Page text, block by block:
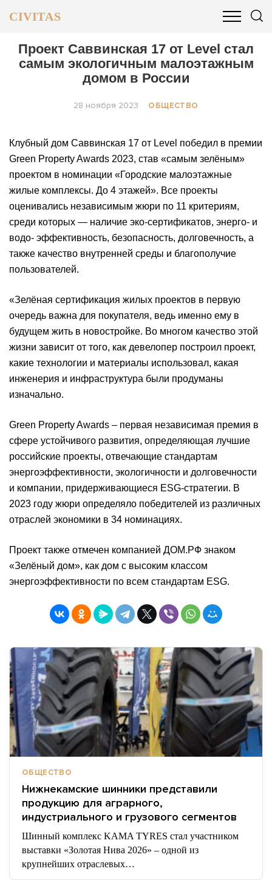
CIVITAS
ОБЩЕСТВО БИЗНЕС И ФИНАНСЫ
Проект Саввинская 17 от Level стал
самым экологичным малоэтажным
домом в России
28 ноября 2023 ОБЩЕСТВО
Клубный дом Саввинская 17 от Level победил в премии
Green Property Awards 2023, став «самым зелёным»
проектом в номинации «Городские малоэтажные
жилые комплексы. До 4 этажей». Все проекты
оценивались независимым жюри по 11 критериям,
среди которых — наличие эко-сертификатов, энерго- и
водо- эффективность, безопасность, долговечность, а
также качество внутренней среды и благополучие
пользователей.
«Зелёная сертификация жилых проектов в первую
очередь важна для покупателя, ведь именно ему в
будущем жить в новостройке. Во многом качество этой
жизни зависит от того, как девелопер построил проект,
какие технологии и материалы использовал, какая
инженерия и инфраструктура были продуманы
изначально.
Green Property Awards – первая независимая премия в
сфере устойчивого развития, определяющая лучшие
российские проекты, отвечающие стандартам
энергоэффективности, экологичности и долговечности
и компании, придерживающиеся ESG-стратегии. В
2023 году жюри определяло победителей из различных
отраслей экономики в 34 номинациях.
Проект также отмечен компанией ДОМ.РФ знаком
«Зелёный дом», как дом с высоким классом
энергоэффективности по всем стандартам ESG.
ОБЩЕСТВО
Нижнекамские шинники представили
продукцию для аграрного,
индустриального и грузового сегментов
Шинный комплекс KAMA TYRES стал участником
выставки «Золотая Нива 2026» – одной из
крупнейших отраслевых…